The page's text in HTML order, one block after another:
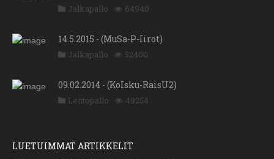
Jalkapallo 64940
14.5.2015 - (MuSa-P-Iirot)
Jalkapallo 52400
09.02.2014 - (KoIsku-RaisU2)
Lentopallo 49254
LUETUIMMAT ARTIKKELIT